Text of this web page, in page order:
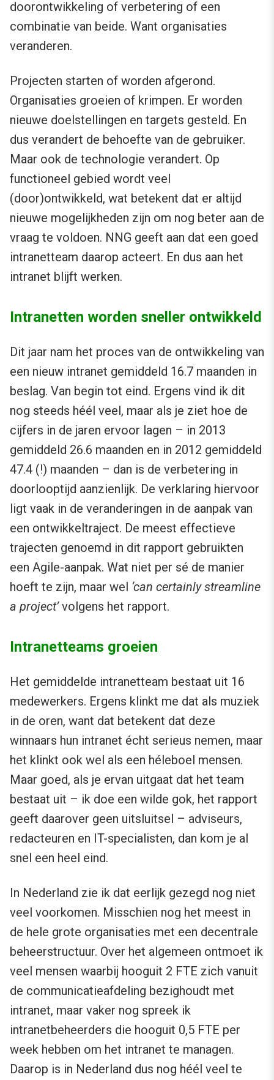
doorontwikkeling of verbetering of een
combinatie van beide. Want organisaties
veranderen.
Projecten starten of worden afgerond.
Organisaties groeien of krimpen. Er worden
nieuwe doelstellingen en targets gesteld. En
dus verandert de behoefte van de gebruiker.
Maar ook de technologie verandert. Op
functioneel gebied wordt veel
(door)ontwikkeld, wat betekent dat er altijd
nieuwe mogelijkheden zijn om nog beter aan de
vraag te voldoen. NNG geeft aan dat een goed
intranetteam daarop acteert. En dus aan het
intranet blijft werken.
Intranetten worden sneller ontwikkeld
Dit jaar nam het proces van de ontwikkeling van
een nieuw intranet gemiddeld 16.7 maanden in
beslag. Van begin tot eind. Ergens vind ik dit
nog steeds héél veel, maar als je ziet hoe de
cijfers in de jaren ervoor lagen – in 2013
gemiddeld 26.6 maanden en in 2012 gemiddeld
47.4 (!) maanden – dan is de verbetering in
doorlooptijd aanzienlijk. De verklaring hiervoor
ligt vaak in de veranderingen in de aanpak van
een ontwikkeltraject. De meest effectieve
trajecten genoemd in dit rapport gebruikten
een Agile-aanpak. Wat niet per sé de manier
hoeft te zijn, maar wel ‘can certainly streamline
a project’volgens het rapport.
Intranetteams groeien
Het gemiddelde intranetteam bestaat uit 16
medewerkers. Ergens klinkt me dat als muziek
in de oren, want dat betekent dat deze
winnaars hun intranet écht serieus nemen, maar
het klinkt ook wel als een héleboel mensen.
Maar goed, als je ervan uitgaat dat het team
bestaat uit – ik doe een wilde gok, het rapport
geeft daarover geen uitsluitsel – adviseurs,
redacteuren en IT-specialisten, dan kom je al
snel een heel eind.
In Nederland zie ik dat eerlijk gezegd nog niet
veel voorkomen. Misschien nog het meest in
de hele grote organisaties met een decentrale
beheerstructuur. Over het algemeen ontmoet ik
veel mensen waarbij hooguit 2 FTE zich vanuit
de communicatieafdeling bezighoudt met
intranet, maar vaker nog spreek ik
intranetbeheerders die hooguit 0,5 FTE per
week hebben om het intranet te managen.
Daarop is in Nederland dus nog héél veel te